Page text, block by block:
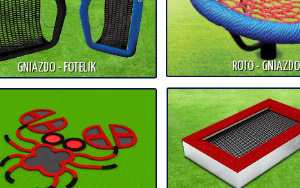
ROTO - GNIAZDO
GNIAZDO - FOTELIK